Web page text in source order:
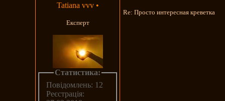
Tatiana vvv •
Експерт
Статистика:
Повідомлень: 12
Реєстрація:
Re: Просто интересная креветка